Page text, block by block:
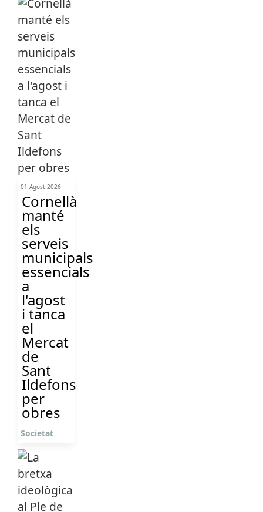
01 Agost 2026
Cornellà
manté
els
serveis
municipals
essencials
a
l'agost
i tanca
el
Mercat
de
Sant
Ildefons
per
obres
Societat